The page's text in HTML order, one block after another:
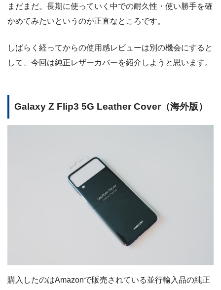
まだまだ。長期に使っていく中での耐久性・使い勝手を確
かめてみたいというのが正直なところです。
しばらく経ってからの使用感レビューは別の機会にすると
して、今回は純正レザーカバーを紹介しようと思います。
Galaxy Z Flip3 5G Leather Cover（海外版）
購入したのはAmazonで販売されている並行輸入品の純正